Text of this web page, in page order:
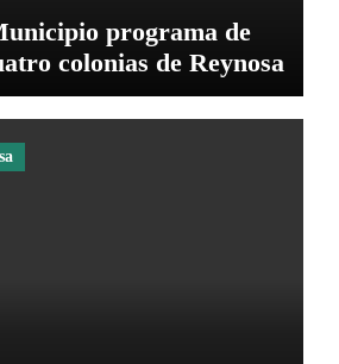
programa de
colonias de Reynosa